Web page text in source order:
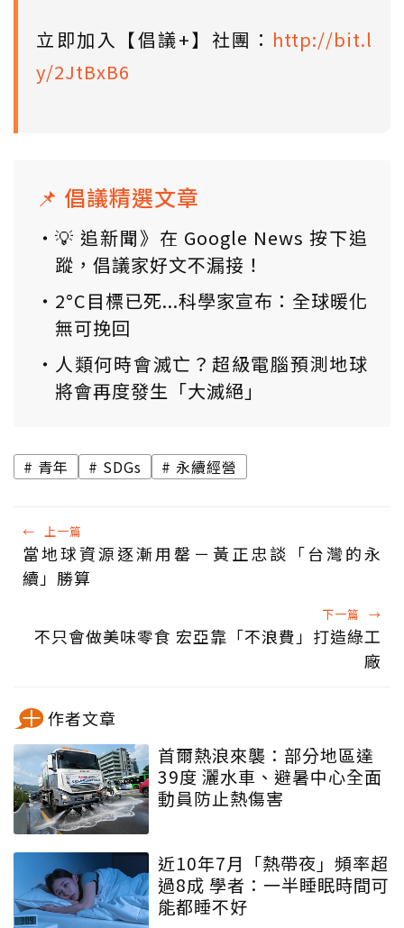
立即加入【倡議+】社團： http://bit.l
y/2JtBxB6
📌 倡議精選文章
💡 追新聞》在 Google News 按下追
蹤，倡議家好文不漏接！
2°C目標已死...科學家宣布：全球暖化
無可挽回
人類何時會滅亡？超級電腦預測地球
將會再度發生「大滅絕」
青年 SDGs 永續經營
← 上一篇
當地球資源逐漸用罄－黃正忠談「台灣的永
續」勝算
下一篇 →
不只會做美味零食 宏亞靠「不浪費」打造綠工
廠
作者文章
首爾熱浪來襲：部分地區達
39度 灑水車、避暑中心全面
動員防止熱傷害
近10年7月「熱帶夜」頻率超
過8成 學者：一半睡眠時間可
能都睡不好